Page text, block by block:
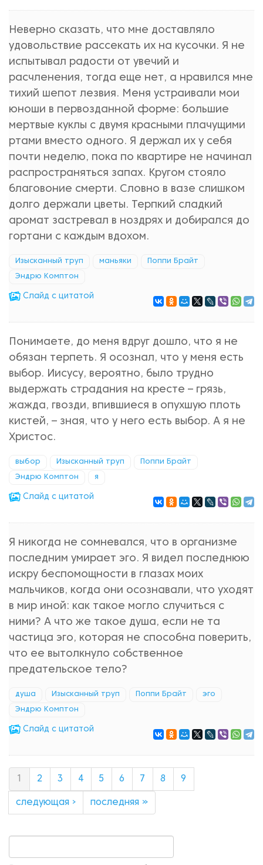
Неверно сказать, что мне доставляло
удовольствие рассекать их на кусочки. Я не
испытывал радости от увечий и
расчленения, тогда еще нет, а нравился мне
тихий шепот лезвия. Меня устраивали мои
юноши в первозданной форме: большие
мертвые куклы с двумя красными плачущими
ртами вместо одного. Я держал их у себя
почти неделю, пока по квартире не начинал
распространяться запах. Кругом стояло
благовоние смерти. Словно в вазе слишком
долго держали цветы. Терпкий сладкий
аромат застревал в ноздрях и добирался до
гортани с каждым вдохом.
Изысканный труп маньяки Поппи Брайт
Эндрю Комптон
Cлайд с цитатой
Понимаете, до меня вдруг дошло, что я не
обязан терпеть. Я осознал, что у меня есть
выбор. Иисусу, вероятно, было трудно
выдержать страдания на кресте – грязь,
жажда, гвозди, впившиеся в опухшую плоть
кистей, – зная, что у него есть выбор. А я не
Христос.
выбор Изысканный труп Поппи Брайт
Эндрю Комптон я
Cлайд с цитатой
Я никогда не сомневался, что в организме
последним умирает эго. Я видел последнюю
искру беспомощности в глазах моих
мальчиков, когда они осознавали, что уходят
в мир иной: как такое могло случиться с
ними? А что же такое душа, если не та
частица эго, которая не способна поверить,
что ее вытолкнуло собственное
предательское тело?
душа Изысканный труп Поппи Брайт эго
Эндрю Комптон
Cлайд с цитатой
2 3 4 5 6 7 8 9
следующая › последняя »